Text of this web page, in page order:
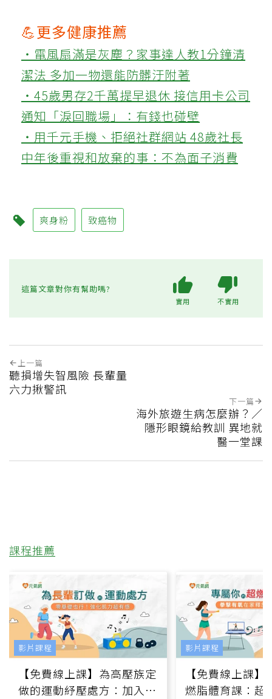
💪更多健康推薦
‧電風扇滿是灰塵？家事達人教1分鐘清
潔法 多加一物還能防髒汙附著
‧45歲男存2千萬提早退休 接信用卡公司
通知「淚回職場」：有錢也碰壁
‧用千元手機、拒絕社群網站 48歲社長
中年後重視和放棄的事：不為面子消費
爽身粉 致癌物
這篇文章對你有幫助嗎?
實用 不實用
上一篇
聽損增失智風險 長輩量
六力揪警訊
下一篇
海外旅遊生病怎麼辦？／
隱形眼鏡給教訓 異地就
醫一堂課
課程推薦
【免費線上課】為高壓族定
做的運動紓壓處方：加入行
影片課程
【免費線上課
燃脂體育課：超
影片課程